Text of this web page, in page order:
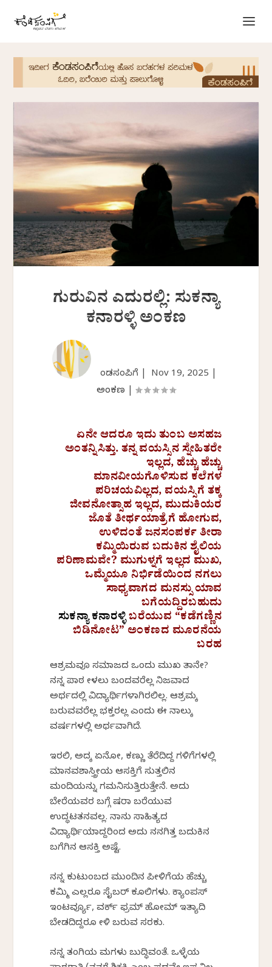
ಗುರುವಿನ ಎದುರಲ್ಲಿ: ಸುಕನ್ಯಾ
ಕನಾರಳ್ಳಿ ಅಂಕಣ
ಕೆಂಡಸಂಪಿಗೆ | Nov 19, 2025
ಅಂಕಣ
ಏನೇ ಆದರೂ ಇದು ತುಂಬ ಅಸಹಜ
ಅಂತನ್ನಿಸಿತ್ತು. ತನ್ನ ವಯಸ್ಸಿನಸ್ನೇಹಿತರೇ
ಇಲ್ಲದ, ಹೆಚ್ಚುಹೆಚ್ಚು
ಮಾನವೀಯಗೊಳಿಸುವ ಕಲೆಗಳ
ಪರಿಚಯವಿಲ್ಲದ, ವಯಸ್ಸಿಗೆ ತಕ್ಕ
ಜೀವನೋತ್ಸಾಹಇಲ್ಲದ, ಮುದುಕಿಯರ
ಜೊತೆತೀರ್ಥಯಾತ್ರೆಗೆ ಹೋಗುವ,
ಉಳಿದಂತೆಜನಸಂಪರ್ಕತೀರಾ
ಕಮ್ಮಿಯಿರುವ ಬದುಕಿನ ಶೈಲಿಯ
ಪರಿಣಾಮವೇ? ಮುಗುಳ್ನಗೆ ಇಲ್ಲದ ಮುಖ,
ಒಮ್ಮೆಯೂ ನಿರ್ಭಿಡೆಯಿಂದ ನಗಲು
ಸಾಧ್ಯವಾಗದ ಮನಸ್ಸು ಯಾವ
ಬಗೆಯದ್ದಿರಬಹುದು
ಸುಕನ್ಯಾ ಕನಾರಳ್ಳಿಬರೆಯುವ “ಕಡೆಗಣ್ಣಿನ
ಬಿಡಿನೋಟ” ಅಂಕಣದ ಮೂರನೆಯ
ಬರಹ
ಆಶ್ರಮವೂ ಸಮಾಜದ ಒಂದು ಮುಖ ತಾನೇ?
ನನ್ನ ಪಾಠ ಕೇಳಲುಬಂದವರೆಲ್ಲನಿಜವಾದ
ಅರ್ಥದಲ್ಲಿವಿದ್ಯಾರ್ಥಿಗಳಾಗಿರಲಿಲ್ಲ.ಆಶ್ರಮಕ್ಕೆ
ಬರುವವರೆಲ್ಲಭಕ್ತರಲ್ಲಎಂದು ಈ ನಾಲ್ಕು
ವರ್ಷಗಳಲ್ಲಿಅರ್ಥವಾಗಿದೆ.
ಇರಲಿ, ಅದಕ್ಕೆ ಏನೋ, ಕಣ್ಣುತೆರೆದಿದ್ದ ಗಳಿಗೆಗಳಲ್ಲಿ
ಮಾನವಶಾಸ್ತ್ರೀಯ ಆಸಕ್ತಿಗೆ ಸುತ್ತಲಿನ
ಮಂದಿಯನ್ನುಗಮನಿಸುತ್ತಿರುತ್ತೇನೆ. ಅದು
ಬೇರೆಯವರ ಬಗ್ಗೆ ಷರಾ ಬರೆಯುವ
ಉದ್ಧಟತನವಲ್ಲ. ನಾನು ಸಾಹಿತ್ಯದ
ವಿದ್ಯಾರ್ಥಿಯಾದ್ದರಿಂದ ಅದುನನಗಿತ್ತಬದುಕಿನ
ಬಗೆಗಿನ ಆಸಕ್ತಿ ಅಷ್ಟೆ.
ನನ್ನ ಕುಟುಂಬದ ಮುಂದಿನಪೀಳಿಗೆಯ ಹೆಚ್ಚು
ಕಮ್ಮಿ ಎಲ್ಲರೂಸೈಬರ್ ಕೂಲಿಗಳು.ಕ್ಯಾಂಪಸ್
ಇಂಟರ್ವ್ಯೂ,ವರ್ಕ್ ಫ್ರಮ್ ಹೋಮ್ ಇತ್ಯಾದಿ
ಬೇಡದಿದ್ದರೂ ಕೇಳಿ ಬರುವ ಸರಕು.
ನನ್ನ ತಂಗಿಯ ಮಗಳು ಬುದ್ಧಿವಂತೆ. ಒಳ್ಳೆಯ